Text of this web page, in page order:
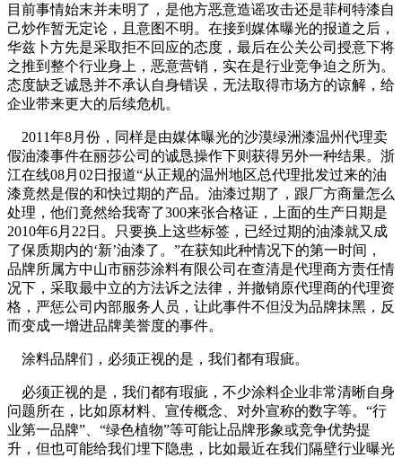
目前事情始末并未明了，是他方恶意造谣攻击还是菲柯特漆自
己炒作暂无定论，且意图不明。在接到媒体曝光的报道之后，
华兹卜方先是采取拒不回应的态度，最后在公关公司授意下将
之推到整个行业身上，恶意营销，实在是行业竞争迫之所为。
态度缺乏诚恳并不承认自身错误，无法取得市场方的谅解，给
企业带来更大的后续危机。
2011年8月份，同样是由媒体曝光的沙漠绿洲漆温州代理卖
假油漆事件在丽莎公司的诚恳操作下则获得另外一种结果。浙
江在线08月02日报道“从正规的温州地区总代理批发过来的油
漆竟然是假的和快过期的产品。油漆过期了，跟厂方商量怎么
处理，他们竟然给我寄了300来张合格证，上面的生产日期是
2010年6月22日。只要换上这些标签，已经过期的油漆就又成
了保质期内的‘新’油漆了。”在获知此种情况下的第一时间，
品牌所属方中山市丽莎涂料有限公司在查清是代理商方责任情
况下，采取最中立的方法诉之法律，并撤销原代理商的代理资
格，严惩公司内部服务人员，让此事件不但没为品牌抹黑，反
而变成一增进品牌美誉度的事件。
涂料品牌们，必须正视的是，我们都有瑕疵。
必须正视的是，我们都有瑕疵，不少涂料企业非常清晰自身
问题所在，比如原材料、宣传概念、对外宣称的数字等。“行
业第一品牌”、“绿色植物”等可能让品牌形象或竞争优势提
升，但也可能给我们埋下隐患，比如最近在我们隔壁行业曝光